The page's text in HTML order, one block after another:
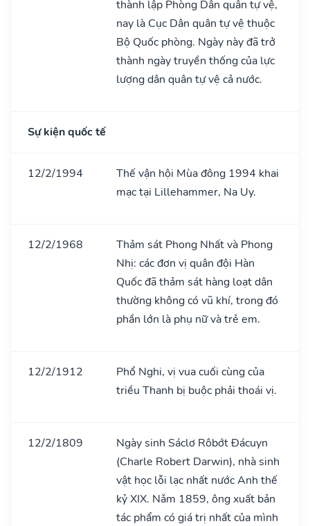
thành lập Phòng Dân quân tự vệ,
nay là Cục Dân quân tự vệ thuộc
Bộ Quốc phòng. Ngày này đã trở
thành ngày truyền thống của lực
lượng dân quân tự vệ cả nước.
Sự kiện quốc tế
12/2/1994
Thế vận hội Mùa đông 1994 khai
mạc tại Lillehammer, Na Uy.
12/2/1968
Thảm sát Phong Nhất và Phong
Nhị: các đơn vị quân đội Hàn
Quốc đã thảm sát hàng loạt dân
thường không có vũ khí, trong đó
phần lớn là phụ nữ và trẻ em.
12/2/1912
Phổ Nghi, vị vua cuối cùng của
triều Thanh bị buộc phải thoái vị.
12/2/1809
Ngày sinh Sáclơ Rôbớt Đácuyn
(Charle Robert Darwin), nhà sinh
vật học lỗi lạc nhất nước Anh thế
kỷ XIX. Nǎm 1859, ông xuất bản
tác phẩm có giá trị nhất của mình